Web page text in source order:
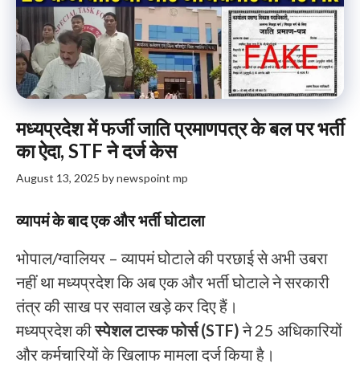
मध्यप्रदेश में फर्जी जाति प्रमाणपत्र के बल पर भर्ती
का ऐदा, STF ने दर्ज केस
August 13, 2025 bynewspoint mp
व्यापमं के बाद एक और भर्ती घोटाला
भोपाल/ग्वालियर – व्यापमं घोटाले की परछाई से अभी उबरा
नहीं था मध्यप्रदेश कि अब एक और भर्ती घोटाले ने सरकारी
तंत्र की साख पर सवाल खड़े कर दिए हैं।
मध्यप्रदेश कीस्पेशल टास्क फोर्स (STF)ने 25 अधिकारियों
और कर्मचारियों के खिलाफ मामला दर्ज किया है।